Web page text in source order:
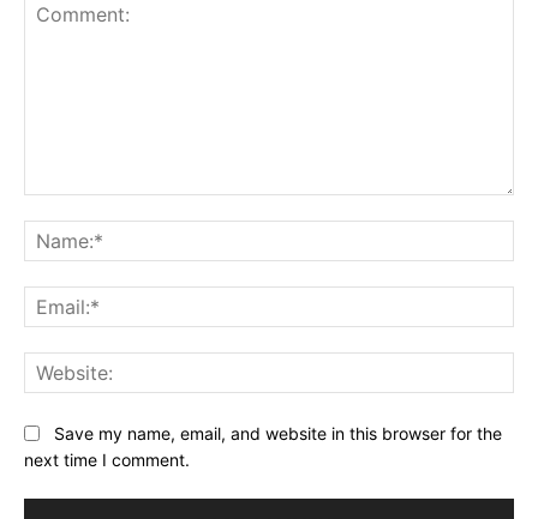
Save my name, email, and website in this browser for the
next time I comment.